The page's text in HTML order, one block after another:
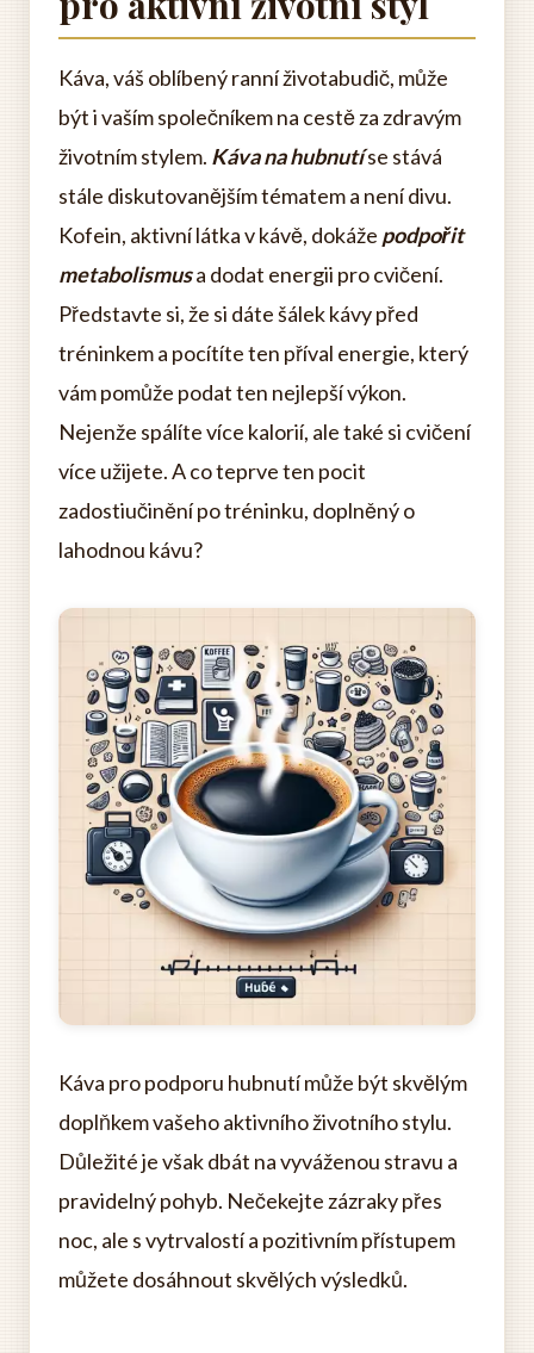
Káva, váš oblíbený ranní životabudič, může
být i vaším společníkem na cestě za zdravým
životním stylem. Káva na hubnutíse stává
stále diskutovanějším tématem a není divu.
Kofein, aktivní látka v kávě, dokáže podpořit
metabolismusa dodat energii pro cvičení.
Představte si, že si dáte šálek kávy před
tréninkem a pocítíte ten příval energie, který
vám pomůže podat ten nejlepší výkon.
Nejenže spálíte více kalorií, ale také si cvičení
více užijete. A co teprve ten pocit
zadostiučinění po tréninku, doplněný o
lahodnou kávu?
Káva pro podporu hubnutí může být skvělým
doplňkem vašeho aktivního životního stylu.
Důležité je však dbát na vyváženou stravu a
pravidelný pohyb. Nečekejte zázraky přes
noc, ale s vytrvalostí a pozitivním přístupem
můžete dosáhnout skvělých výsledků.